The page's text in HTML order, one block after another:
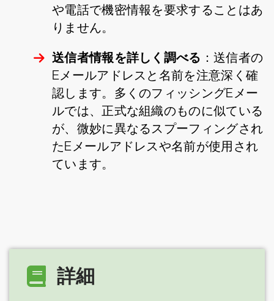
や電話で機密情報を要求することはあ
りません。
送信者情報を詳しく調べる ：送信者の
Eメールアドレスと名前を注意深く確
認します。多くのフィッシングEメー
ルでは、正式な組織のものに似ている
が、微妙に異なるスプーフィングされ
たEメールアドレスや名前が使用され
ています。
詳細